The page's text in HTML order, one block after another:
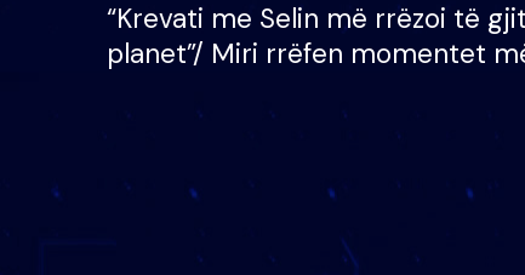
“Krevati me Selin më rrëzoi të
planet”/ Miri rrëfen momentet
mungojë zilja e mëngjesit kur…